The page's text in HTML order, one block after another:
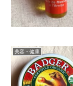
美容・健康